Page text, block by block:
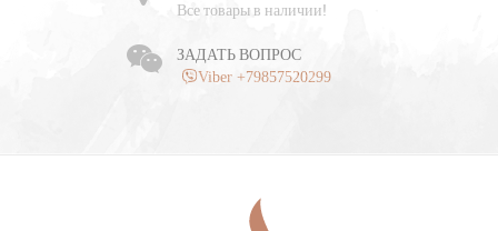
Все товары в наличии!
ЗАДАТЬ ВОПРОС
Viber +79857520299